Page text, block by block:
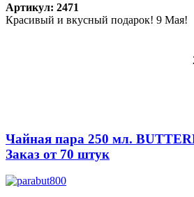
Артикул: 2471
Красивый и вкусный подарок! 9 Мая!
Чайная пара 250 мл.
Заказ от 70 штук